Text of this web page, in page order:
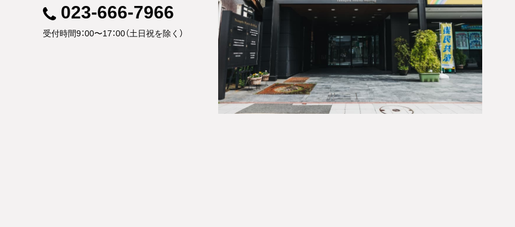
023-666-7966
受付時間9：00〜17：00（土日祝を除く）